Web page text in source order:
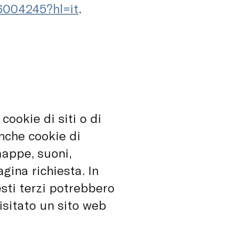
.
cookie di siti o di
cookie di
suoni,
richiesta. In
terzi potrebbero
un sito web